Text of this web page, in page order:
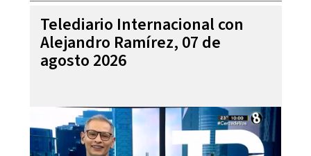
Telediario Internacional con
Alejandro Ramírez, 07 de
agosto 2026